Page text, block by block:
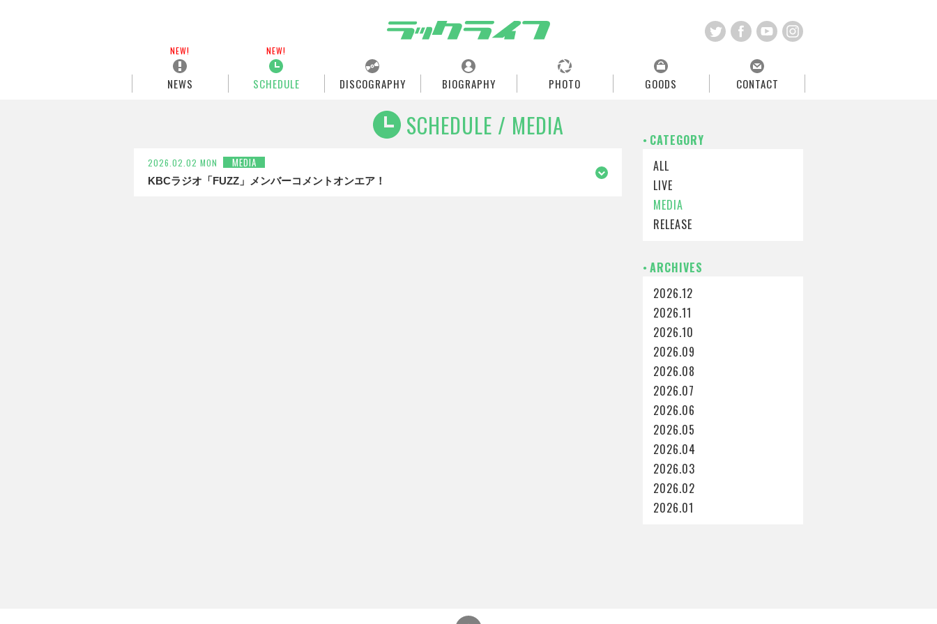
NEWS SCHEDULE DISCOGRAPHY BIOGRAPHY PHOTO GOODS CONTACT
SCHEDULE / MEDIA
2026.02.02 MON MEDIA
KBCラジオ「FUZZ」メンバーコメントオンエア！
CATEGORY
ALL
LIVE
MEDIA
RELEASE
ARCHIVES
2026.12
2026.11
2026.10
2026.09
2026.08
2026.07
2026.06
2026.05
2026.04
2026.03
2026.02
2026.01